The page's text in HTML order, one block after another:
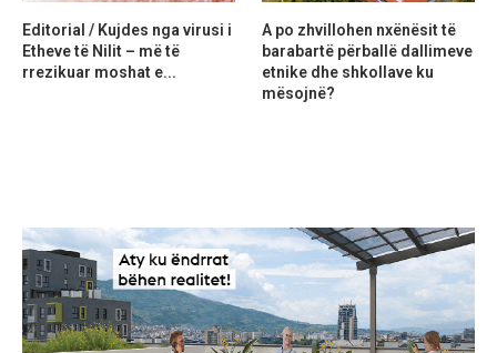
Editorial / Kujdes nga virusi i
Etheve të Nilit – më të
rrezikuar moshat e...
A po zhvillohen nxënësit të
barabartë përballë dallimeve
etnike dhe shkollave ku
mësojnë?